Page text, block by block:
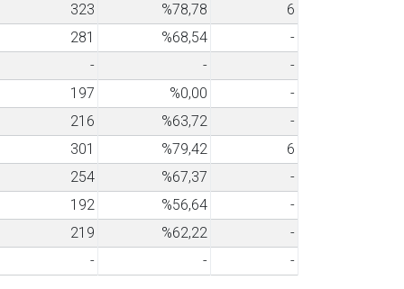
323 %78,78
6
281 %68,54
-
- -
-
197 %0,00
-
216 %63,72
-
301 %79,42
6
254 %67,37
-
192 %56,64
-
219 %62,22
-
- - -